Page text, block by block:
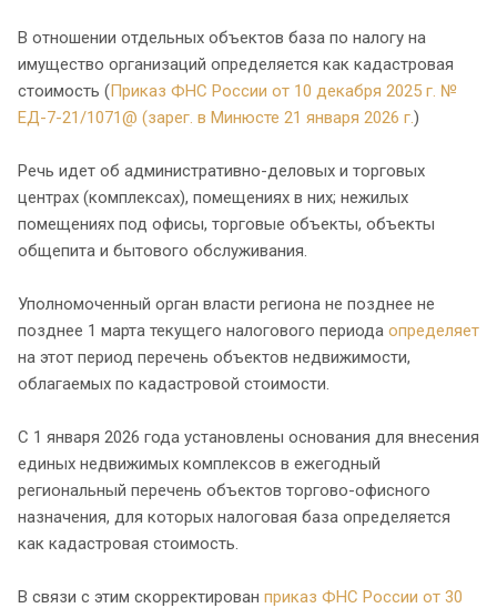
В отношении отдельных объектов база по налогу на
имущество организаций определяется как кадастровая
стоимость (Приказ ФНС России от 10 декабря 2025 г. №
ЕД-7-21/1071@ (зарег. в Минюсте 21 января 2026 г.)
Речь идет об административно-деловых и торговых
центрах (комплексах), помещениях в них; нежилых
помещениях под офисы, торговые объекты, объекты
общепита и бытового обслуживания.
Уполномоченный орган власти региона не позднее не
позднее 1 марта текущего налогового периода определяет
на этот период перечень объектов недвижимости,
облагаемых по кадастровой стоимости.
С 1 января 2026 года установлены основания для внесения
единых недвижимых комплексов в ежегодный
региональный перечень объектов торгово-офисного
назначения, для которых налоговая база определяется
как кадастровая стоимость.
В связи с этим скорректирован приказ ФНС России от 30